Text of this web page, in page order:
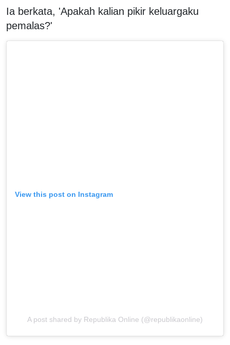
Ia berkata, 'Apakah kalian pikir keluargaku
pemalas?'
View this post on Instagram
A post shared by Republika Online (@republikaonline)